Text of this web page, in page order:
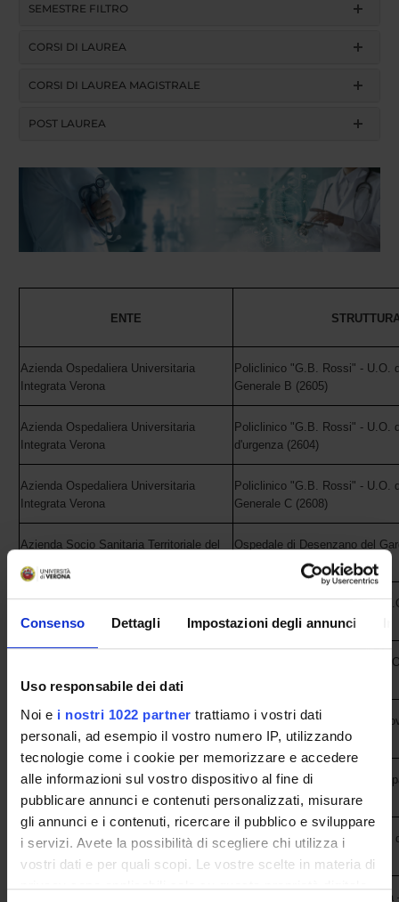
Consenso Dettagli Impostazioni degli annunci
Uso responsabile dei dati
Noi e i nostri 1022 partner trattiamo i vostri dati
personali, ad esempio il vostro numero IP, utilizzando
tecnologie come i cookie per memorizzare e accedere
alle informazioni sul vostro dispositivo al fine di
pubblicare annunci e contenuti personalizzati, misurare
gli annunci e i contenuti, ricercare il pubblico e sviluppare
i servizi. Avete la possibilità di scegliere chi utilizza i
vostri dati e per quali scopi. Le vostre scelte in materia di
privacy sono applicabili solo su questa proprietà digitale
SEMESTRE FILTRO
CORSI DI LAUREA
CORSI DI LAUREA MAGISTRALE
POST LAUREA
ENTE
Azienda Ospedaliera Universitaria
Integrata Verona
Policlinico "G.B. Rossi" - U.O.
Generale B (2605)
Azienda Ospedaliera Universitaria
Integrata Verona
Policlinico "G.B. Rossi" - U.O.
d'urgenza (2604)
Azienda Ospedaliera Universitaria
Integrata Verona
Policlinico "G.B. Rossi" - U.O.
Generale C (2608)
Azienda Socio Sanitaria Territoriale del
Ospedale di Desenzano del
Medicina generale (2601)
Azienda Socio Sanitaria Territoriale del
Garda
Ospedale di Manerbio (BS) -
generale (2601)
Garda
Ospedale di Gavardo (BS) -
Azienda Socio Sanitaria Territoriale di
Mantova
Ospedale Carlo Poma di
Medicina generale (2601)
Ospedale di Bassano del
Medicina generale (2601)
Azienda ULSS 7 Pedemontana
Ospedale di Santorso - U.O.C.
generale (2604)
Ospedale di Noventa